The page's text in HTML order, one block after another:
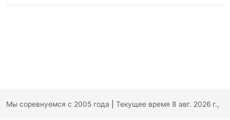
Мы соревнуемся с 2005 года Текущее время 8 авг. 2026 г.,